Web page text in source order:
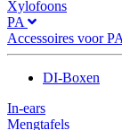
Xylofoons
PA
Accessoires voor PA
DI-Boxen
In-ears
Mengtafels